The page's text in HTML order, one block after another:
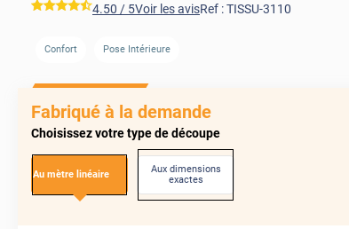
*****
4.50 / 5Voir les avisRef :TISSU-3110
Confort Pose Intérieure
Fabriqué à la demande
Choisissez votre type de découpe
Au mètre linéaire
Aux dimensions
exactes